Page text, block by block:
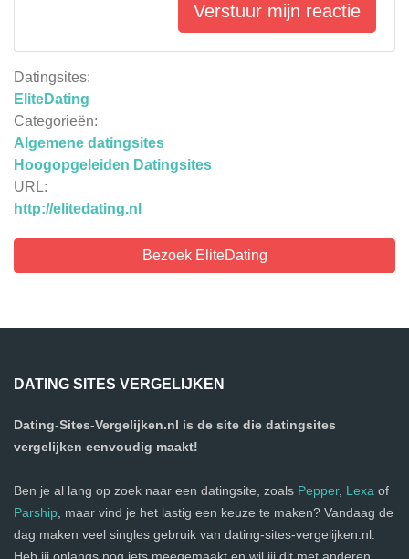
Datingsites:
EliteDating
Categorieën:
Algemene datingsites
Hoogopgeleiden Datingsites
URL:
http://elitedating.nl
Bezoek EliteDating
Verstuur mijn reactie
DATING SITES VERGELIJKEN
Dating-Sites-Vergelijken.nl is de site die datingsites
vergelijken eenvoudig maakt!
Ben je al lang op zoek naar een datingsite, zoals Pepper, Lexa of
Parship , maar vind je het lastig een keuze te maken? Vandaag de
dag maken veel singles gebruik van dating-sites-vergelijken.nl.